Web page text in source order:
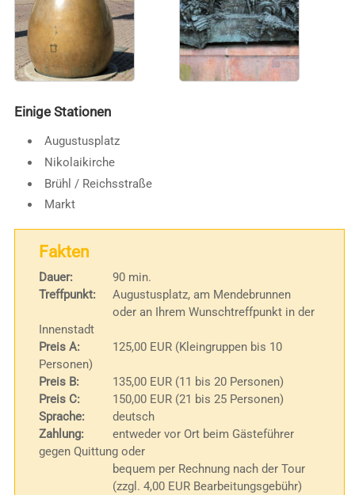
Einige Stationen
Augustusplatz
Nikolaikirche
Brühl / Reichsstraße
Markt
Fakten
Dauer:
90 min.
Treffpunkt:
Augustusplatz, am Mendebrunnen
oder an Ihrem Wunschtreffpunkt in der
Innenstadt
Preis A:
125,00 EUR (Kleingruppen bis 10
Personen)
Preis B:
135,00 EUR (11 bis 20 Personen)
Preis C:
150,00 EUR (21 bis 25 Personen)
Sprache:
deutsch
Zahlung:
entweder vor Ort beim Gästeführer
gegen Quittung oder
bequem per Rechnung nach der Tour
(zzgl. 4,00 EUR Bearbeitungsgebühr)